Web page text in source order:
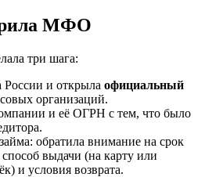
МФО
три шага:
России и открыла официальный
организаций.
и её ОГРН с тем, что было
обратила внимание на срок
выдачи (на карту или
и условия возврата.